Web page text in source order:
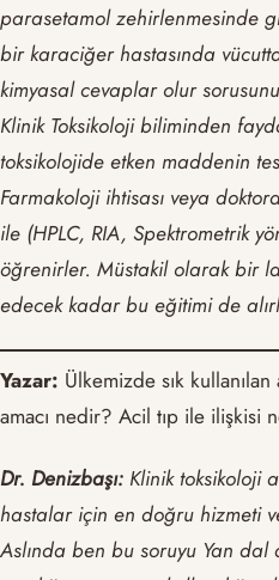
parasetamol zehirlenmesinde
bir karaciğer hastasında
kimyasal cevaplar olur
Klinik Toksikoloji biliminden
toksikolojide etken maddenin
Farmakoloji ihtisası veya
ile (HPLC, RIA, Spektrometrik
öğrenirler. Müstakil olarak bir
edecek kadar bu eğitimi de
Yazar: Ülkemizde sık
amacı nedir? Acil tıp ile ilişkisi
Dr. Denizbaşı: Klinik toksikoloji
hastalar için en doğru hizmeti
Aslında ben bu soruyu Yan dal